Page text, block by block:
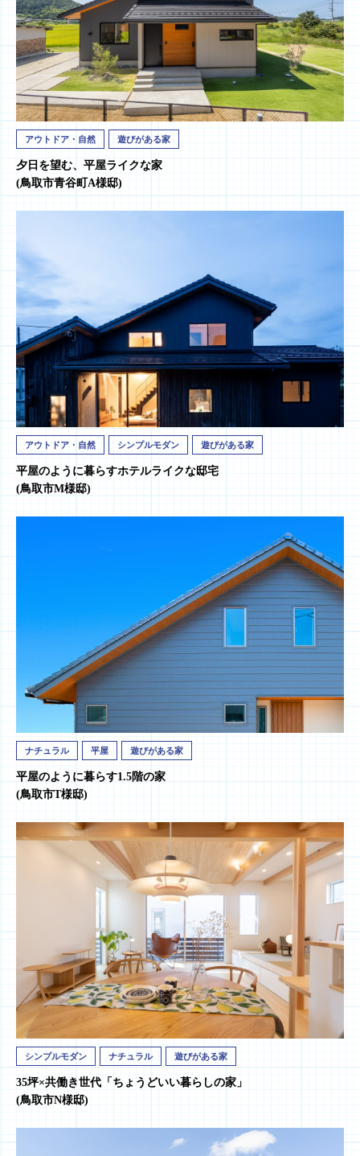
アウトドア・自然 遊びがある家
夕日を望む、平屋ライクな家
(鳥取市青谷町A様邸)
アウトドア・自然 シンプルモダン 遊びがある家
平屋のように暮らすホテルライクな邸宅
(鳥取市M様邸)
ナチュラル 平屋 遊びがある家
平屋のように暮らす1.5階の家
(鳥取市T様邸)
シンプルモダン ナチュラル 遊びがある家
35坪×共働き世代「ちょうどいい暮らしの家」
(鳥取市N様邸)